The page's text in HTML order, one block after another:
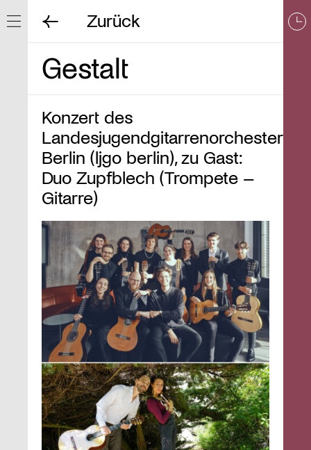
Navigation ein/ausblenden
Zurück
Gestalt
Konzert des
Landesjugendgitarrenorchesters
Berlin (ljgo berlin), zu Gast:
Duo Zupfblech (Trompete –
Gitarre)